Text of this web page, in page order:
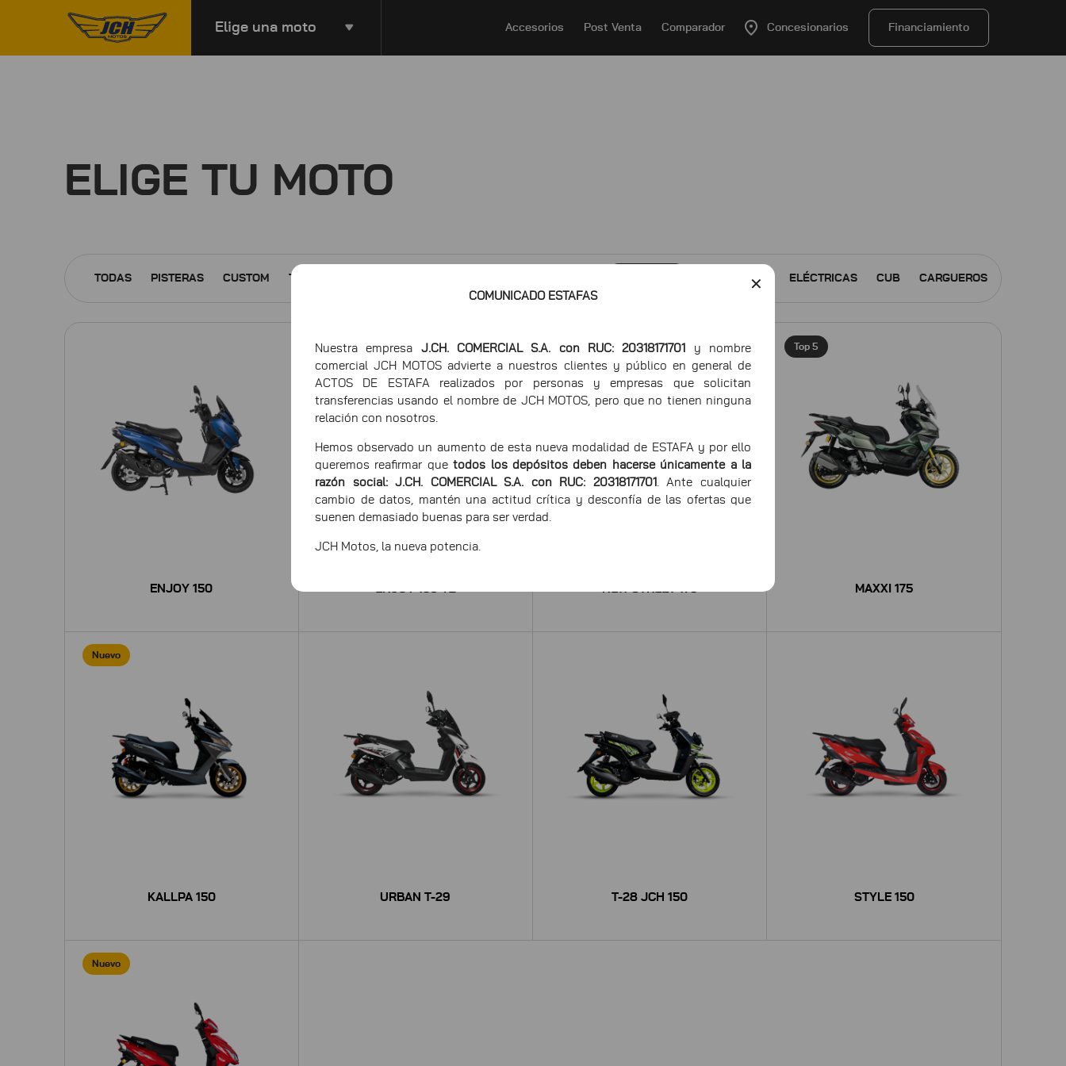
Elige una moto Accesorios Post Venta Comparador Concesionarios Financiamiento
✕
COMUNICADO ESTAFAS
Nuestra empresa J.CH. COMERCIAL S.A. con RUC: 20318171701
y nombre
comercial JCH MOTOS advierte a nuestros clientes y público en general de
ACTOS DE ESTAFA realizados por personas y empresas que solicitan
transferencias usando el nombre de JCH MOTOS, pero que no tienen ninguna
relación con nosotros.
Hemos observado un aumento de esta nueva modalidad de ESTAFA y por ello
queremos reafirmar quetodos los depósitos deben hacerse únicamente a la
razón social: J.CH. COMERCIAL S.A. con RUC: 20318171701
. Ante cualquier
cambio de datos, mantén una actitud crítica y desconfía de las ofertas que
suenen demasiado buenas para ser verdad.
JCH Motos, la nueva potencia.
ELIGE TU MOTO
TODAS PISTERAS CUSTOM TODO TERRENO CUATRIMOTOS ELÉCTRICAS CUB CARGUEROS
ENJOY 150 ENJOY 150 V2 NEW STREET 175
Top 5
MAXXI 175
Nuevo
KALLPA 150 URBAN T-29 T-28 JCH 150 STYLE 150
Nuevo